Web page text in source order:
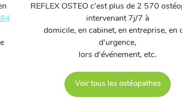
REFLEX OSTEO c'est plus de 2 570
intervenant 7j/7 à
domicile, en cabinet, en entreprise, en
d'urgence,
lors d'événement, etc.
Voir tous les ostéopathes